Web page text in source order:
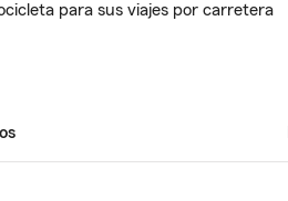
para sus viajes por carretera